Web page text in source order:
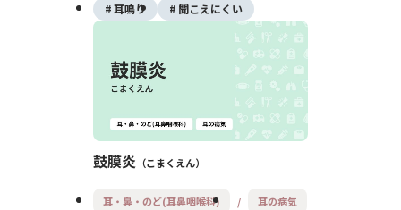
えにくさが続きます。特に子どもに多く、長
引くとことばの発達や学習に影響するため、
早めの受診と経過観察が大切です。
耳鳴り 聞こえにくい
鼓膜炎 こまくえん
耳・鼻・のど(耳鼻咽喉科) 耳の病気